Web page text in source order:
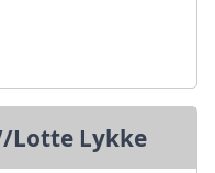
Lotte Lykke